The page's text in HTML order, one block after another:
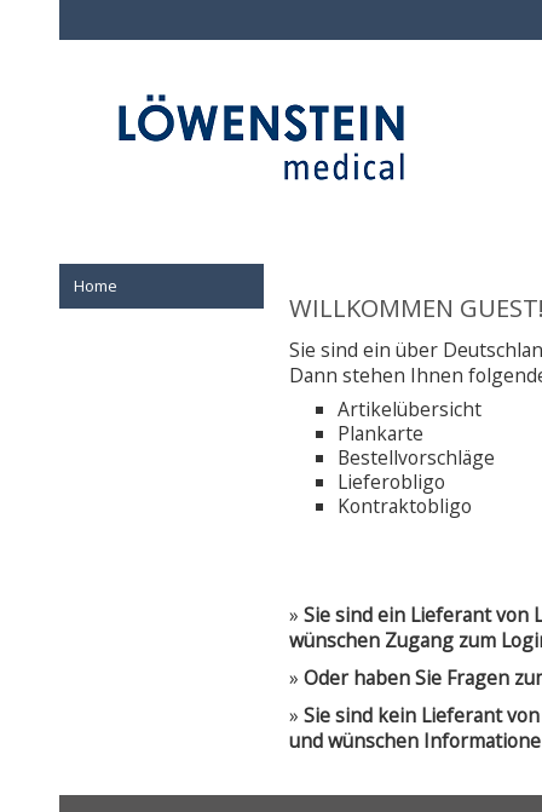
Home
WILLKOMMEN
Sie sind ein über
Dann stehen Ihnen
Artikelübersicht
Plankarte
Bestellvorschläge
Lieferobligo
Kontraktobligo
» Sie sind ein Lieferant von
wünschen Zugang zum
» Oder haben Sie Fragen
» Sie sind kein Lieferant
und wünschen